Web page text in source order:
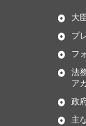
大
プ
フ
法
ア
政
主